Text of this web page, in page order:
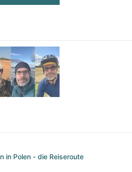
in Polen - die Reiseroute